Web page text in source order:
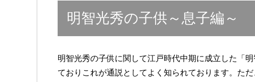
明智光秀の子供～息子編～
明智光秀の子供に関して江戸時代中期に成立した「
ておりこれが通説としてよく知られております。た